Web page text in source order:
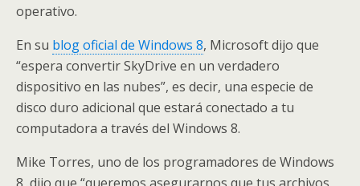
operativo.
En su blog oficial de Windows 8, Microsoft dijo que
“espera convertir SkyDrive en un verdadero
dispositivo en las nubes”, es decir, una especie de
disco duro adicional que estará conectado a tu
computadora a través del Windows 8.
Mike Torres, uno de los programadores de Windows